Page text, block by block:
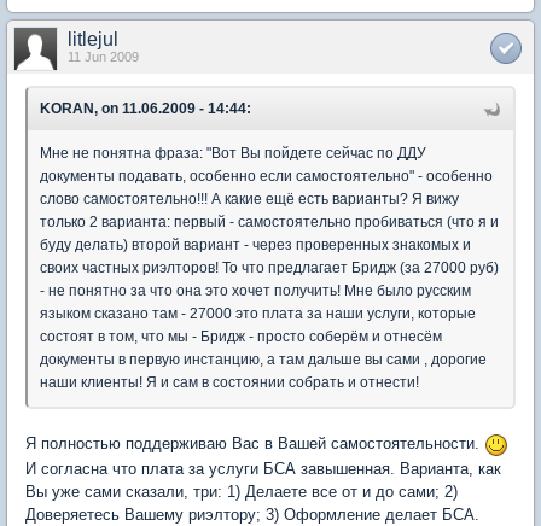
litlejul
11 Jun 2009
KORAN, on 11.06.2009 - 14:44:
Мне не понятна фраза: "Вот Вы пойдете сейчас по ДДУ
документы подавать, особенно если самостоятельно" - особенно
слово самостоятельно!!! А какие ещё есть варианты? Я вижу
только 2 варианта: первый - самостоятельно пробиваться (что я и
буду делать) второй вариант - через проверенных знакомых и
своих частных риэлторов! То что предлагает Бридж (за 27000 руб)
- не понятно за что она это хочет получить! Мне было русским
языком сказано там - 27000 это плата за наши услуги, которые
состоят в том, что мы - Бридж - просто соберём и отнесём
документы в первую инстанцию, а там дальше вы сами , дорогие
наши клиенты! Я и сам в состоянии собрать и отнести!
Я полностью поддерживаю Вас в Вашей самостоятельности.
И согласна что плата за услуги БСА завышенная. Варианта, как
Вы уже сами сказали, три: 1) Делаете все от и до сами; 2)
Доверяетесь Вашему риэлтору; 3) Оформление делает БСА.